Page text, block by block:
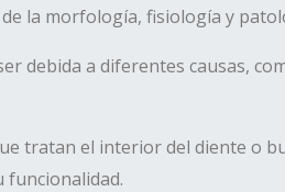
la morfología, fisiología y
debida a diferentes causas,
tratan el interior del diente o
funcionalidad.